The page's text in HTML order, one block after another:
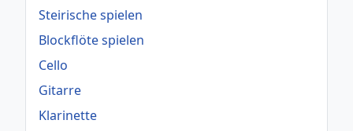
Steirische spielen
Blockflöte spielen
Cello
Gitarre
Klarinette